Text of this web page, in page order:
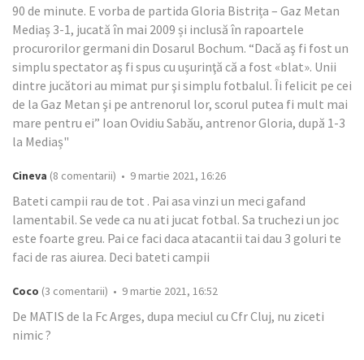
90 de minute. E vorba de partida Gloria Bistrița – Gaz Metan
Mediaș 3-1, jucată în mai 2009 și inclusă în rapoartele
procurorilor germani din Dosarul Bochum. “Dacă aş fi fost un
simplu spectator aş fi spus cu uşurinţă că a fost «blat». Unii
dintre jucători au mimat pur şi simplu fotbalul. Îi felicit pe cei
de la Gaz Metan şi pe antrenorul lor, scorul putea fi mult mai
mare pentru ei” Ioan Ovidiu Sabău, antrenor Gloria, după 1-3
la Mediaș"
Cineva (8 comentarii) • 9 martie 2021, 16:26
Bateti campii rau de tot . Pai asa vinzi un meci gafand
lamentabil. Se vede ca nu ati jucat fotbal. Sa truchezi un joc
este foarte greu. Pai ce faci daca atacantii tai dau 3 goluri te
faci de ras aiurea. Deci bateti campii
Coco (3 comentarii) • 9 martie 2021, 16:52
De MATIS de la Fc Arges, dupa meciul cu Cfr Cluj, nu ziceti
nimic ?